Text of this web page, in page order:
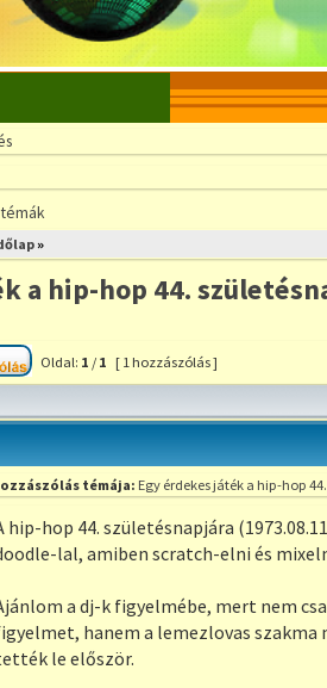
»
a hip-hop 44.
Hozzászólás a témához
Oldal: 1 / 1 [ 1 hozzászólás ]
témája: Egy érdekes játék a hip-hop
hip-hop 44. születésnapjára
lal, amiben scratch-elni és
a dj-k figyelmébe, mert nem
hanem a lemezlovas
le először.